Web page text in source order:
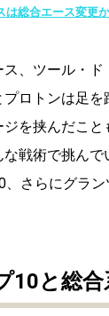
総合エース変更
、ツール・
ロトンは足
を挟んだこ
戦術で挑んで
さらにグラ
10と総